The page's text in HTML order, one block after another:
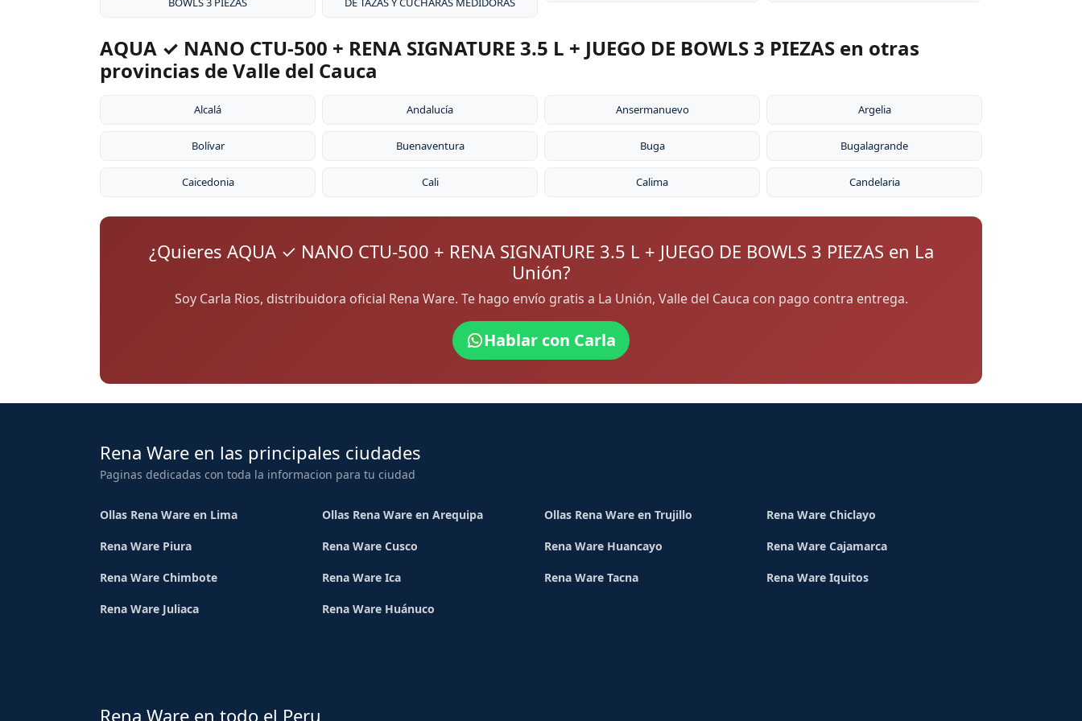
AQUA ✓ NANO CTU-500 + RENA SIGNATURE 3.5 L + JUEGO DE BOWLS 3 PIEZAS en otras
provincias de Valle del Cauca
Alcalá Andalucía Ansermanuevo Argelia
Bolívar Buenaventura Buga Bugalagrande
Caicedonia Cali Calima Candelaria
¿Quieres AQUA ✓ NANO CTU-500 + RENA SIGNATURE 3.5 L + JUEGO DE BOWLS 3 PIEZAS en La
Unión?
Soy Carla Rios, distribuidora oficial Rena Ware. Te hago envío gratis a La Unión, Valle del Cauca con pago contra entrega.
Hablar con Carla
Rena Ware en las principales ciudades
Paginas dedicadas con toda la informacion para tu ciudad
Ollas Rena Ware en Lima Ollas Rena Ware en Arequipa Ollas Rena Ware en Trujillo Rena Ware Chiclayo
Rena Ware Piura Rena Ware Cusco Rena Ware Huancayo Rena Ware Cajamarca
Rena Ware Chimbote Rena Ware Ica Rena Ware Tacna Rena Ware Iquitos
Rena Ware Juliaca Rena Ware Huánuco
Rena Ware en todo el Peru